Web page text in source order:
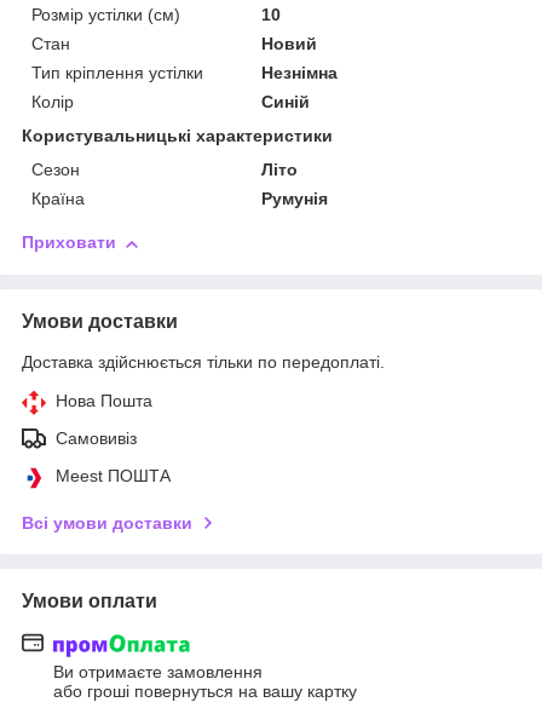
Розмір устілки (см)
10
Стан
Новий
Тип кріплення устілки
Незнімна
Колір
Синій
Користувальницькі характеристики
Сезон
Літо
Країна
Румунія
Приховати
Умови доставки
Доставка здійснюється тільки по передоплаті.
Нова Пошта
Самовивіз
Meest ПОШТА
Всі умови доставки
Умови оплати
Ви отримаєте замовлення
або гроші повернуться на вашу картку